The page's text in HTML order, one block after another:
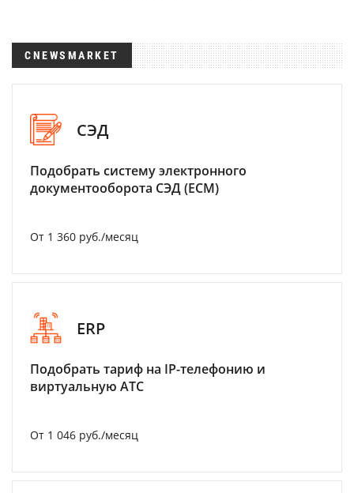
CNEWSMARKET
СЭД
Подобрать систему электронного
документооборота СЭД (ECM)
От 1 360 руб./месяц
ERP
Подобрать тариф на IP-телефонию и
виртуальную АТС
От 1 046 руб./месяц